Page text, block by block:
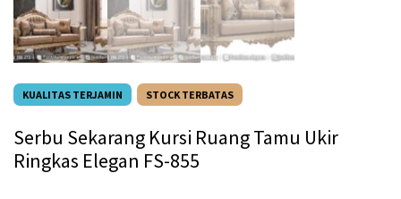
KUALITAS TERJAMIN STOCK TERBATAS
Serbu Sekarang Kursi Ruang Tamu Ukir
Ringkas Elegan FS-855